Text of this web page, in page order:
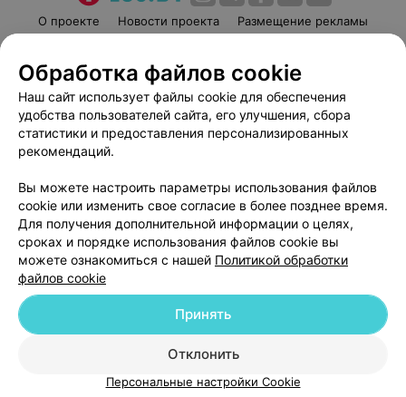
О проекте Новости проекта
Размещение рекламы
Пользовательское соглашение
Способы оплаты
Вакансии
Партнеры
Написать руководителю 103.by
Обработка персональных данных
© 2026 ООО «Артокс Лаб», УНП 191700409
| 220012, Республика Беларусь,
Служба поддержки +375 291212755
Обработка файлов cookie
Наш сайт использует файлы cookie для обеспечения
удобства пользователей сайта, его улучшения, сбора
статистики и предоставления персонализированных
рекомендаций.
Вы можете настроить параметры использования файлов
cookie или изменить свое согласие в более позднее время.
Для получения дополнительной информации о целях,
сроках и порядке использования файлов cookie вы
можете ознакомиться с нашей Политикой обработки
файлов cookie
Отклонить
Принять
Персональные настройки Cookie